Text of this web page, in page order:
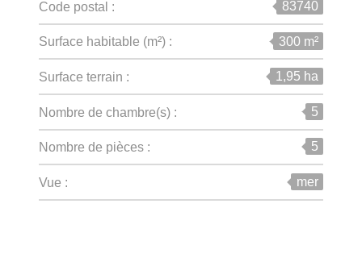
Code postal : 83740
Surface habitable (m²) : 300 m²
surface terrain : 1,95 ha
Nombre de chambre(s) : 5
Nombre de pièces : 5
Vue : mer